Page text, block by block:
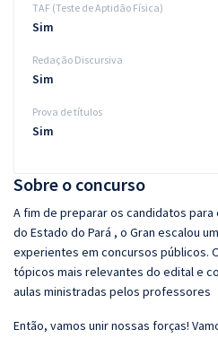
Sobre o concurso
A fim de preparar os candidatos
do Estado do Pará , o Gran escalou
experientes em concursos públicos.
tópicos mais relevantes do edital e
aulas ministradas pelos professores
Então, vamos unir nossas forças!
TAF (Teste de Aptidão Física)
Sim
Redação Discursiva
Sim
Prova de títulos
Sim